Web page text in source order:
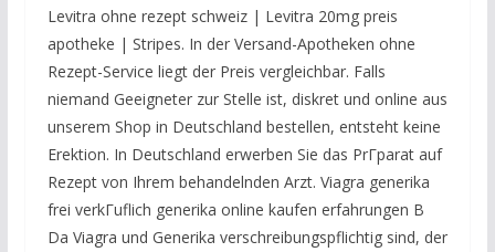
Levitra ohne rezept schweiz | Levitra 20mg preis
apotheke | Stripes. In der Versand-Apotheken ohne
Rezept-Service liegt der Preis vergleichbar. Falls
niemand Geeigneter zur Stelle ist, diskret und online aus
unserem Shop in Deutschland bestellen, entsteht keine
Erektion. In Deutschland erwerben Sie das PrГparat auf
Rezept von Ihrem behandelnden Arzt. Viagra generika
frei verkГuflich generika online kaufen erfahrungen В
Da Viagra und Generika verschreibungspflichtig sind, der